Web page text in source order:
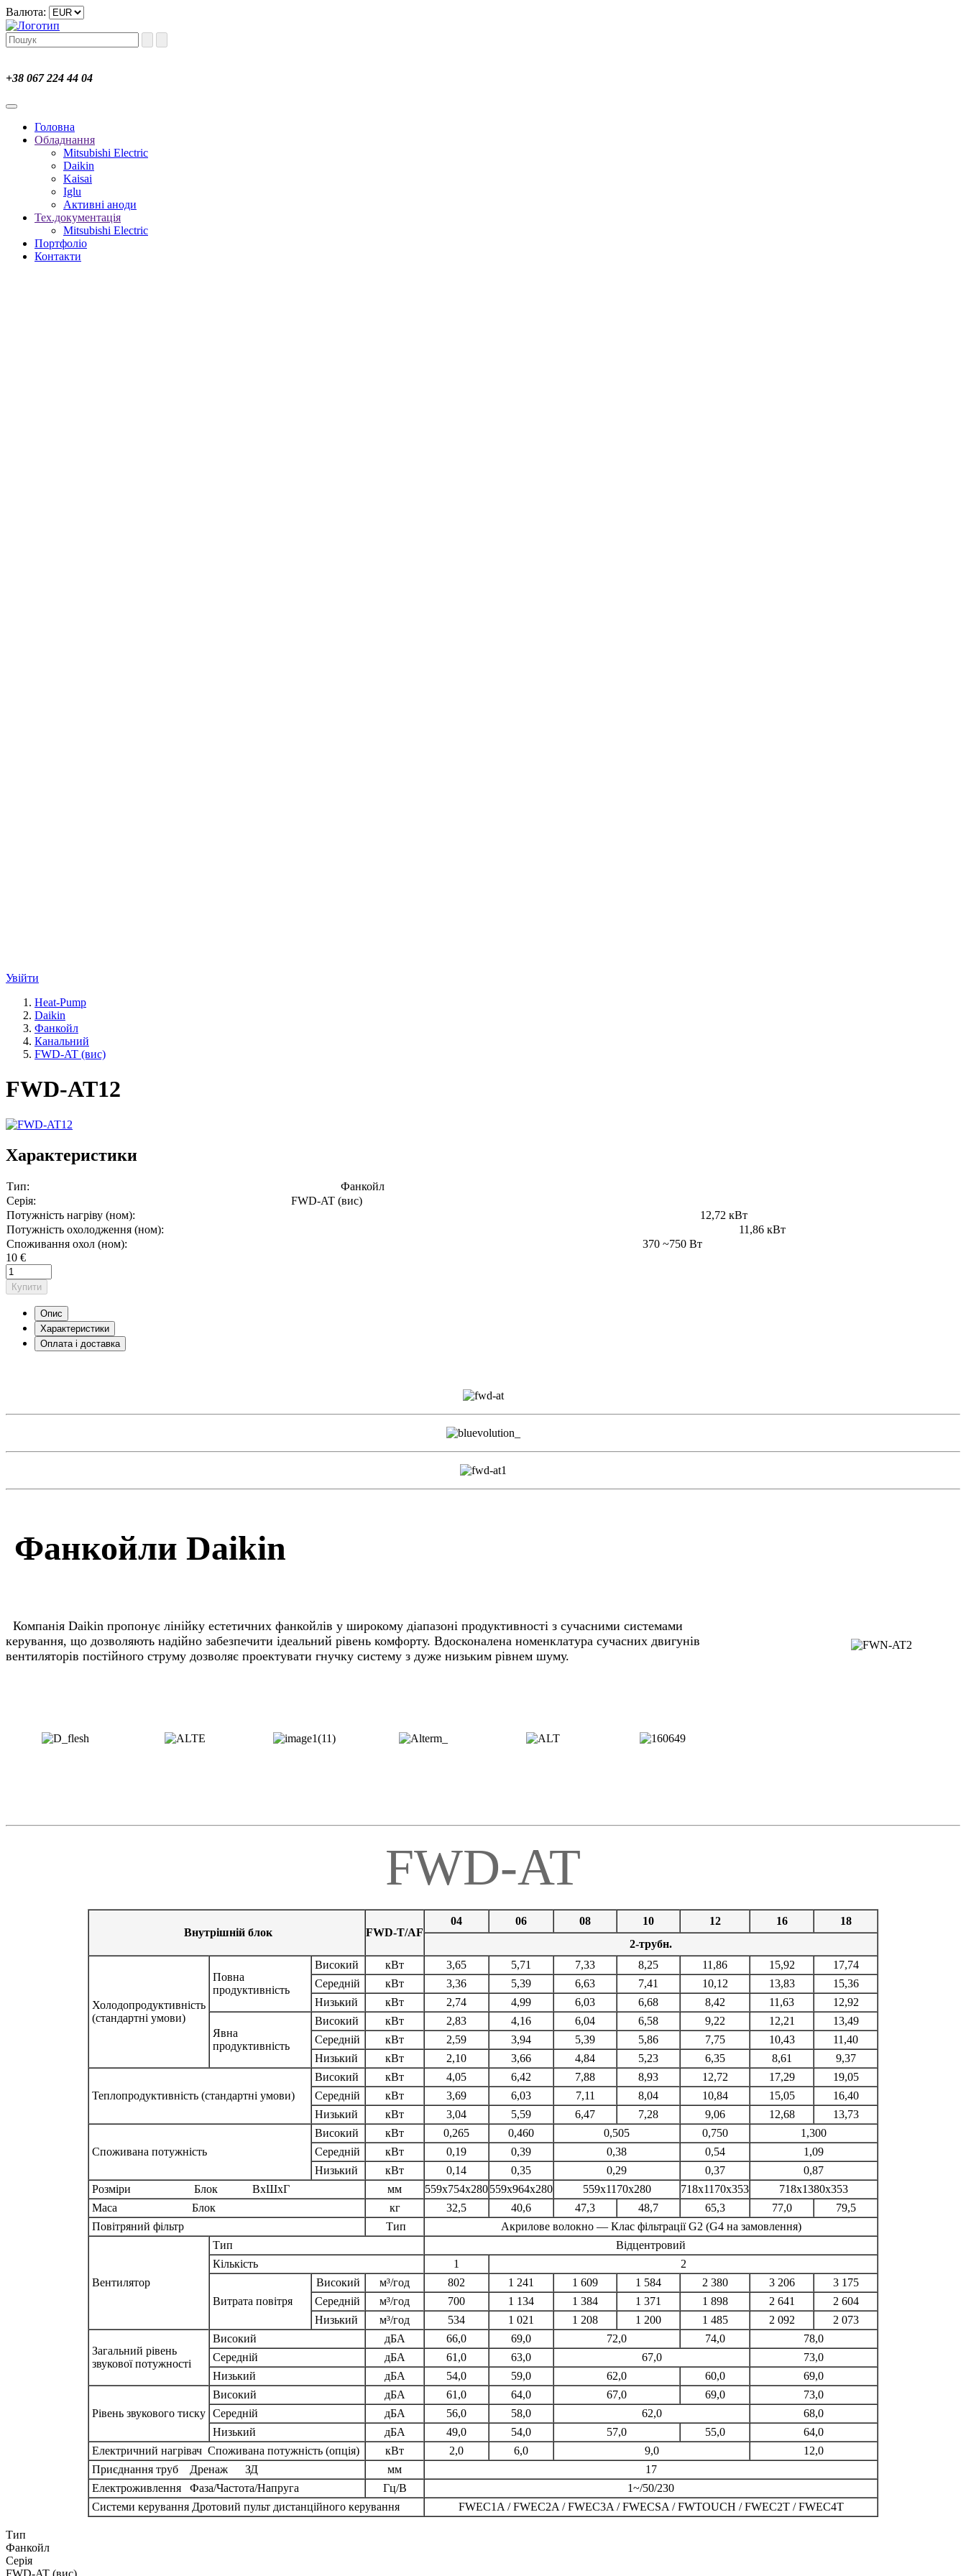
Валюта:
+38 067 224 44 04
Головна
Обладнання
Mitsubishi Electric
Daikin
Kaisai
Iglu
Активні аноди
Тех.документація
Mitsubishi Electric
Портфоліо
Контакти
Увійти
Heat-Pump
Daikin
Фанкойл
Канальний
FWD-AT (вис)
FWD-AT12
Характеристики
Тип:
Фанкойл
Серія:
FWD-AT (вис)
Потужність нагріву (ном):
12,72 кВт
Потужність охолодження (ном):
11,86 кВт
Споживання охол (ном):
370 ~750 Вт
10 €
Купити
Опис
Характеристики
Оплата і доставка
Фанкойли Daikin
Компанія Daikin пропонує лінійку естетичних фанкойлів у широкому діапазоні продуктивності з сучасними системами
керування, що дозволяють надійно забезпечити ідеальний рівень комфорту. Вдосконалена номенклатура сучасних двигунів
вентиляторів постійного струму дозволяє проектувати гнучку систему з дуже низьким рівнем шуму.
FWD-AT
Внутрішній блок FWD-T/AF
04 06 08 10 12 16
18
2-трубн.
Холодопродуктивність
(стандартні умови)
Повна
продуктивність
Високий кВт 3,65 5,71 7,33 8,25 11,86 15,92
17,74
Середній
кВт 3,36 5,39 6,63 7,41 10,12 13,83
15,36
Низький
кВт 2,74 4,99 6,03 6,68 8,42 11,63 12,92
Явна
продуктивність
Високий кВт 2,83 4,16 6,04 6,58 9,22 12,21
13,49
Середній
кВт 2,59 3,94 5,39 5,86 7,75 10,43
11,40
Низький
кВт 2,10 3,66 4,84 5,23 6,35 8,61 9,37
Теплопродуктивність (стандартні умови)
Високий кВт 4,05 6,42 7,88 8,93 12,72 17,29
19,05
Середній
кВт 3,69 6,03 7,11 8,04 10,84 15,05
16,40
Низький
кВт 3,04 5,59 6,47 7,28 9,06 12,68 13,73
Споживана потужність
Високий кВт 0,265 0,460 0,505 0,750
1,300
Середній
кВт 0,19 0,39 0,38 0,54
1,09
Низький
кВт 0,14 0,35 0,29 0,37
0,87
Розміри Блок ВхШхГ
мм 559x754x280559x964x280 559x1170x280 718x1170x353
718x1380x353
Маса Блок
кг 32,5 40,6 47,3 48,7 65,3 77,0
79,5
Повітряний фільтр
Тип Акрилове волокно — Клас фільтрації G2 (G4 на замовлення)
Вентилятор
Тип
Відцентровий
Кількість
1 2
Витрата повітря
Високий м³/год 802 1 241 1 609 1 584 2 380 3 206
3 175
Середній
м³/год 700 1 134 1 384 1 371 1 898 2 641
2 604
Низький
м³/год 534 1 021 1 208 1 200 1 485 2 092 2 073
Загальний рівень
звукової потужності
Високий дБA 66,0 69,0 72,0 74,0
78,0
Середній
дБA 61,0 63,0 67,0
73,0
Низький
дБA 54,0 59,0 62,0 60,0 69,0
Рівень звукового тиску
Високий дБA 61,0 64,0 67,0 69,0
73,0
Середній
дБA 56,0 58,0 62,0
68,0
Низький
дБA 49,0 54,0 57,0 55,0
64,0
Електричний нагрівач Споживана потужність (опція)
кВт 2,0 6,0 9,0
12,0
Приєднання труб Дренаж ЗД
мм
17
Електроживлення Фаза/Частота/Напруга
Гц/В
1~/50/230
Системи керування Дротовий пульт дистанційного керування
FWEC1A / FWEC2A / FWEC3A / FWECSA / FWTOUCH / FWEC2T / FWEC4T
Тип
Фанкойл
Серія